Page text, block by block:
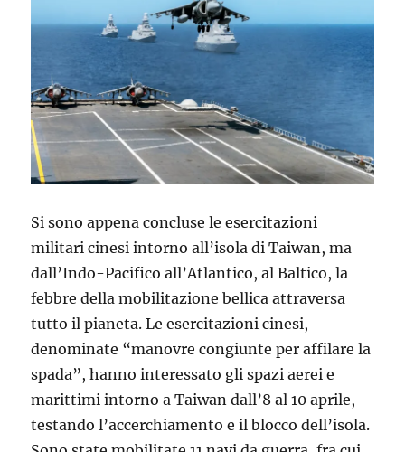
Si sono appena concluse le esercitazioni
militari cinesi intorno all’isola di Taiwan, ma
dall’Indo-Pacifico all’Atlantico, al Baltico, la
febbre della mobilitazione bellica attraversa
tutto il pianeta. Le esercitazioni cinesi,
denominate “manovre congiunte per affilare la
spada”, hanno interessato gli spazi aerei e
marittimi intorno a Taiwan dall’8 al 10 aprile,
testando l’accerchiamento e il blocco dell’isola.